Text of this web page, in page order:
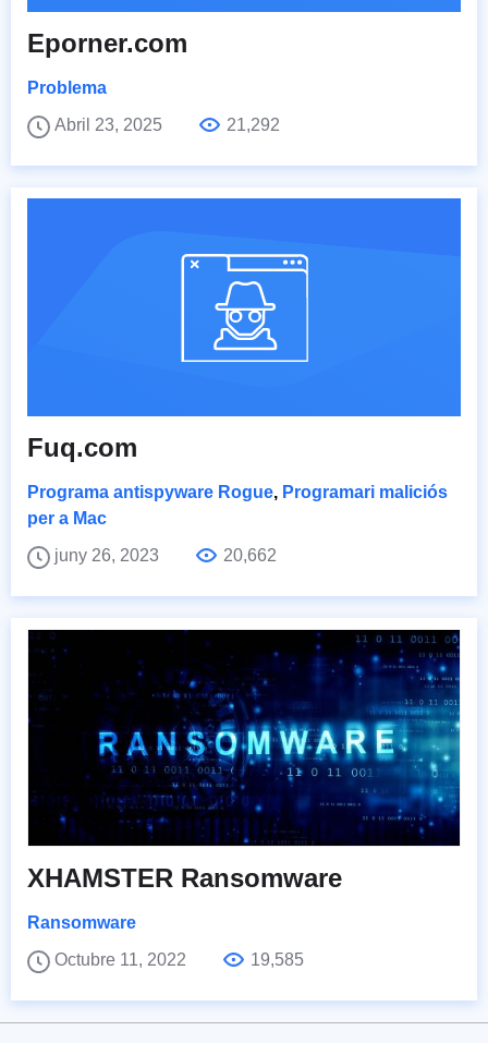
Eporner.com
Problema
Abril 23, 2025
21,292
Fuq.com
Programa antispyware Rogue, Programari maliciós
per a Mac
juny 26, 2023
20,662
XHAMSTER Ransomware
Ransomware
Octubre 11, 2022
19,585